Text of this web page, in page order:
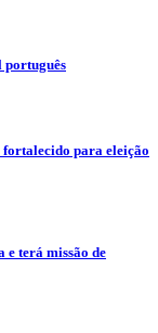
fortalecido para eleição
e terá missão de